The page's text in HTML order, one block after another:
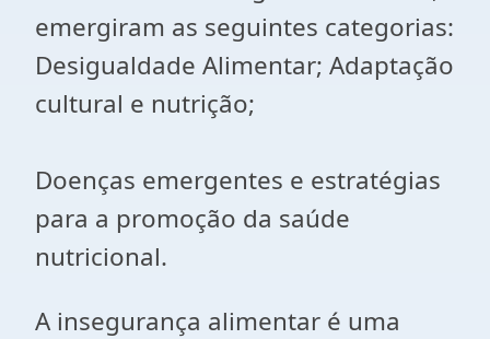
emergiram as seguintes categorias:
Desigualdade Alimentar; Adaptação
cultural e nutrição;
Doenças emergentes e estratégias
para a promoção da saúde
nutricional.
A insegurança alimentar é uma